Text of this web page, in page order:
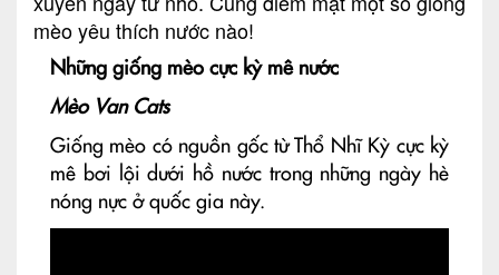
mèo yêu thích nước nào!
Những giống mèo cực kỳ mê nước
Mèo Van Cats
Giống mèo có nguồn gốc từ Thổ Nhĩ Kỳ cực kỳ
mê bơi lội dưới hồ nước trong những ngày hè
nóng nực ở quốc gia này.